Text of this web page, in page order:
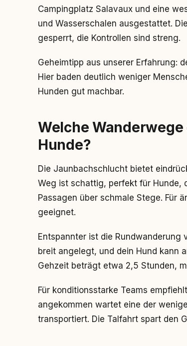
Campingplatz Salavaux und eine
und Wasserschalen ausgestattet.
gesperrt, die Kontrollen sind streng.
Geheimtipp aus unserer Erfahrung:
Hier baden deutlich weniger
Hunden gut machbar.
Welche
Hunde?
Die Jaunbachschlucht bietet
Weg ist schattig, perfekt für Hunde,
Passagen über schmale Stege. Für
geeignet.
Entspannter ist die Rundwanderung
breit angelegt, und dein Hund kann
Gehzeit beträgt etwa 2,5 Stunden,
Für konditionsstarke Teams
angekommen wartet eine der
transportiert. Die Talfahrt spart den